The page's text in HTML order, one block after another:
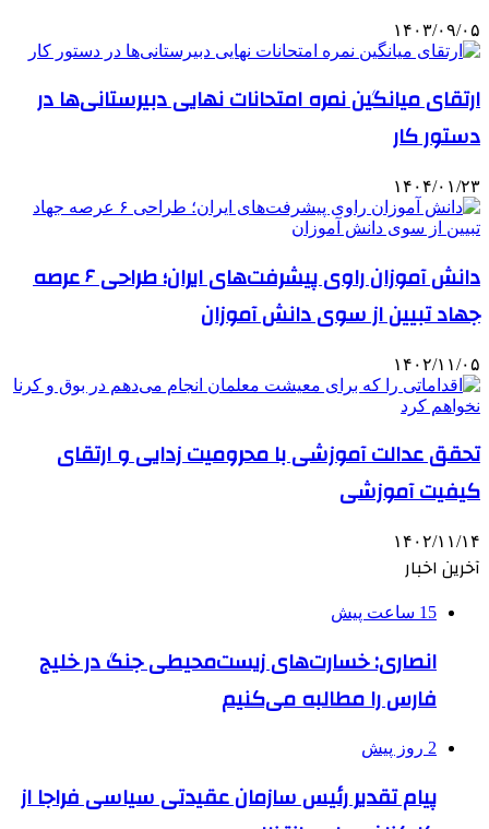
۱۴۰۳/۰۹/۰۵
ارتقای میانگین نمره امتحانات نهایی دبیرستانی‌ها در
دستور کار
۱۴۰۴/۰۱/۲۳
دانش آموزان راوی پیشرفت‌های ایران؛ طراحی ۶ عرصه
جهاد تبیین از سوی دانش آموزان
۱۴۰۲/۱۱/۰۵
تحقق عدالت آموزشی با محرومیت زدایی و ارتقای
کیفیت آموزشی
۱۴۰۲/۱۱/۱۴
آخرین اخبار
15 ساعت پیش
انصاری: خسارت‌های زیست‌محیطی جنگ در خلیج
فارس را مطالبه‌ می‌کنیم
2 روز پیش
پیام تقدیر رئیس سازمان عقیدتی سیاسی فراجا از